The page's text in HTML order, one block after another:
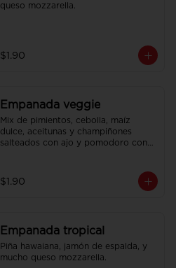
queso mozzarella.
$1.90
Empanada veggie
Mix de pimientos, cebolla, maíz
dulce, aceitunas y champiñones
salteados con ajo y pomodoro con
$1.90
Empanada tropical
Piña hawaiana, jamón de espalda, y
mucho queso mozzarella.